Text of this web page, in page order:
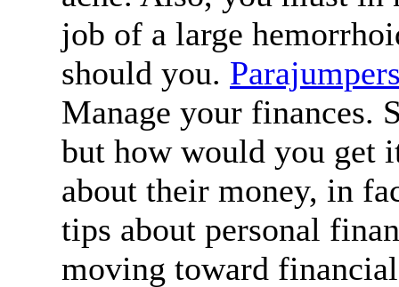
job of a large
should you.
Manage your finances.
but how would you get
about their money, in
tips about personal
moving toward